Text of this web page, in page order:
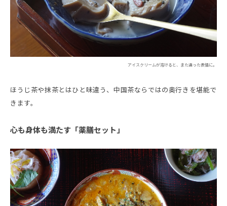
アイスクリームが溶けると、また違った表情に。
ほうじ茶や抹茶とはひと味違う、中国茶ならではの奥行きを堪能で
きます。
心も身体も満たす「薬膳セット」